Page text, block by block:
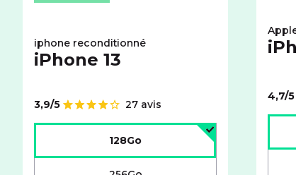
iphone reconditionné
iPhone 13
Note de
3,9/5
27 avis
128Go
Note
4,7/5